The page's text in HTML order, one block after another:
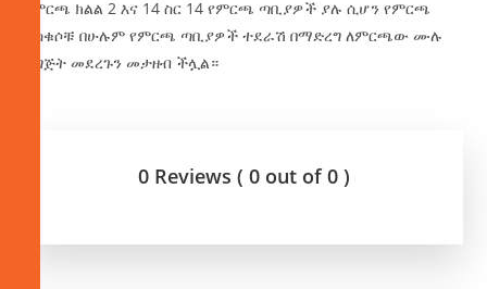
በምርጫ ክልል 2 እና 14 ስር 14 የምርጫ ጣቢያዎች ያሉ ሲሆን የምርጫ
ቁሳቁሶቹ በሁሉም የምርጫ ጣቢያዎች ተደራሽ በማድረግ ለምርጫው ሙሉ
ዝግጅት መደረጉን መታዘብ ችሏል።
0 Reviews ( 0 out of 0 )